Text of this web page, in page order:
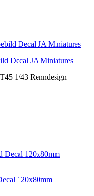
Decal JA Miniatures
1/43 Renndesign
120x80mm